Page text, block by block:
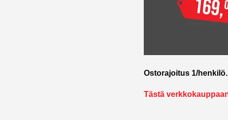
Ostorajoitus 1/henkilö.
Tästä